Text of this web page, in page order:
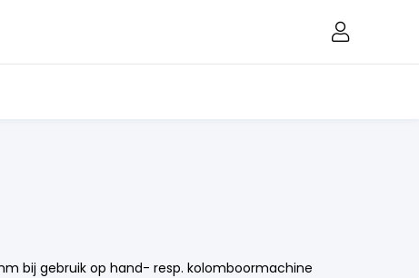
bij gebruik op hand- resp. kolomboormachine